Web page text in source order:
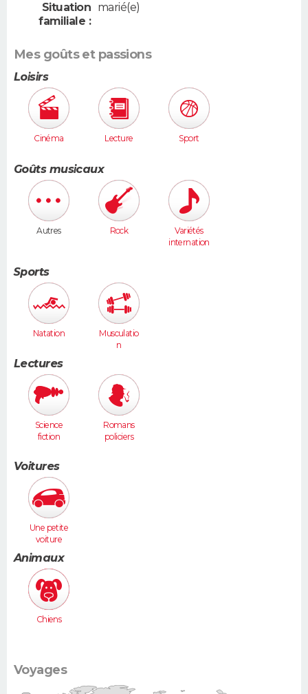
Situation
familiale :
marié(e)
Mes goûts et passions
Loisirs
Cinéma Lecture Sport
Goûts musicaux
Autres Rock
Variétés
internation
Sports
Natation
Musculatio
n
Lectures
Science
fiction
Romans
policiers
Voitures
Une petite
voiture
Clio, 206...)
Animaux
Chiens
Voyages